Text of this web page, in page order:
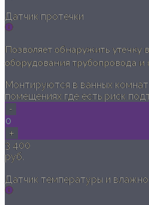
Датчик протечки
Позволяет обнаружить утечку
оборудования трубопровода и
Монтируются в ванных
помещениях где есть риск
-
0
+
3 400
руб.
Датчик температуры и